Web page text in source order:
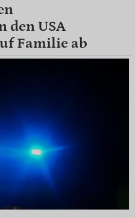
den USA
Familie ab